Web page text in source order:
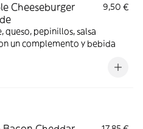
Cheeseburger
9,50 €
queso, pepinillos, salsa
un complemento y bebida